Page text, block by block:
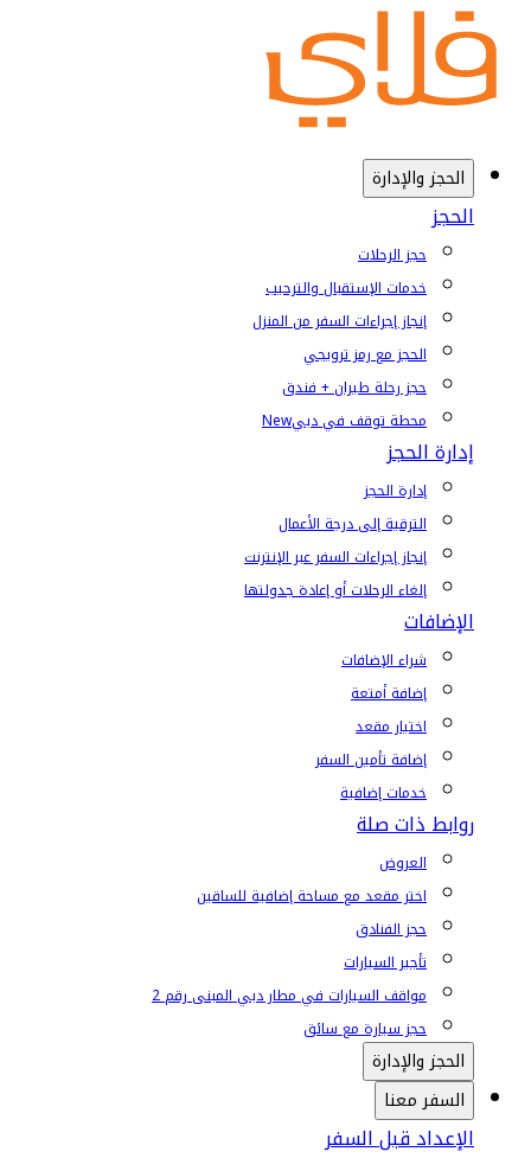
الحجز والإدارة
الحجز
حجز الرحلات
خدمات الإستقبال والترحيب
إنجاز إجراءات السفر من المنزل
الحجز مع رمز ترويجي
حجز رحلة طيران + فندق
محطة توقف في دبيNew
إدارة الحجز
إدارة الحجز
الترقية إلى درجة الأعمال
إنجاز إجراءات السفر عبر الإنترنت
إلغاء الرحلات أو إعادة جدولتها
الإضافات
شراء الإضافات
إضافة أمتعة
اختيار مقعد
إضافة تأمين السفر
خدمات إضافية
روابط ذات صلة
العروض
اختر مقعد مع مساحة إضافية للساقين
حجز الفنادق
تأجير السيارات
مواقف السيارات في مطار دبي المبنى رقم 2
حجز سيارة مع سائق
الحجز والإدارة
السفر معنا
الإعداد قبل السفر